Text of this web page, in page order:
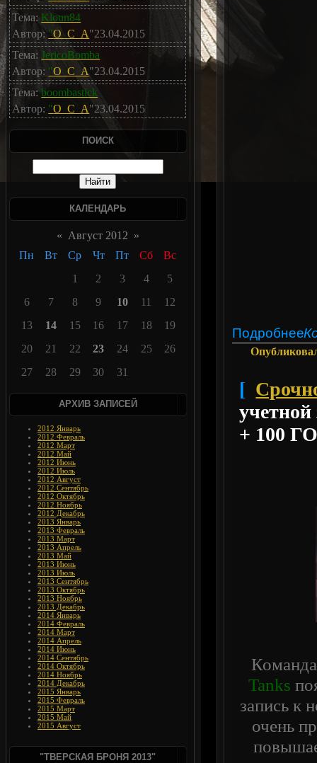
Подробнее
[
+ 100
Tanks
запись к
очень
Тема: Kloun84
Автор: "O_C_A"23.04.2015
Тема:JericoBomba
Автор: "O_C_A"23.04.2015
Тема:boombastick
Автор: "O_C_A"23.04.2015
ПОИСК
КАЛЕНДАРЬ
« Август 2012 »
Пн
Вт Ср Чт Пт Сб
Вс
1
2 3 4
5
6
7 8 9 10 11
12
13
14 15 16 17 18
19
20
21 22 23 24 25
26
27
28 29 30 31
АРХИВ ЗАПИСЕЙ
2012 Январь
2012 Февраль
2012 Март
2012 Май
2012 Июнь
2012 Июль
2012 Август
2012 Сентябрь
2012 Октябрь
2012 Ноябрь
2012 Декабрь
2013 Январь
2013 Февраль
2013 Март
2013 Апрель
2013 Май
2013 Июнь
2013 Июль
2013 Сентябрь
2013 Октябрь
2013 Ноябрь
2013 Декабрь
2014 Январь
2014 Февраль
2014 Март
2014 Апрель
2014 Июнь
2014 Сентябрь
2014 Октябрь
2014 Ноябрь
2014 Декабрь
2015 Январь
2015 Февраль
2015 Март
2015 Май
2015 Август
"ТВЕРСКАЯ БРОНЯ 2013"